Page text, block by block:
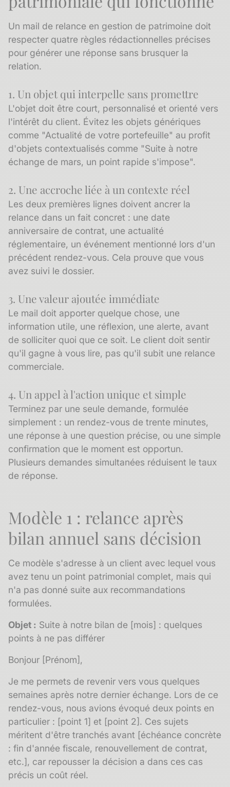
Un mail de relance en gestion de patrimoine doit
respecter quatre règles rédactionnelles précises
pour générer une réponse sans brusquer la
relation.
1. Un objet qui interpelle sans promettre
L'objet doit être court, personnalisé et orienté vers
l'intérêt du client. Évitez les objets génériques
comme "Actualité de votre portefeuille" au profit
d'objets contextualisés comme "Suite à notre
échange de mars, un point rapide s'impose".
2. Une accroche liée à un contexte réel
Les deux premières lignes doivent ancrer la
relance dans un fait concret : une date
anniversaire de contrat, une actualité
réglementaire, un événement mentionné lors d'un
précédent rendez-vous. Cela prouve que vous
avez suivi le dossier.
3. Une valeur ajoutée immédiate
Le mail doit apporter quelque chose, une
information utile, une réflexion, une alerte, avant
de solliciter quoi que ce soit. Le client doit sentir
qu'il gagne à vous lire, pas qu'il subit une relance
commerciale.
4. Un appel à l'action unique et simple
Terminez par une seule demande, formulée
simplement : un rendez-vous de trente minutes,
une réponse à une question précise, ou une simple
confirmation que le moment est opportun.
Plusieurs demandes simultanées réduisent le taux
de réponse.
Modèle 1 : relance après
bilan annuel sans décision
Ce modèle s'adresse à un client avec lequel vous
avez tenu un point patrimonial complet, mais qui
n'a pas donné suite aux recommandations
formulées.
Objet : Suite à notre bilan de [mois] : quelques
points à ne pas différer
Bonjour [Prénom],
Je me permets de revenir vers vous quelques
semaines après notre dernier échange. Lors de ce
rendez-vous, nous avions évoqué deux points en
particulier : [point 1] et [point 2]. Ces sujets
méritent d'être tranchés avant [échéance concrète
: fin d'année fiscale, renouvellement de contrat,
etc.], car repousser la décision a dans ces cas
précis un coût réel.